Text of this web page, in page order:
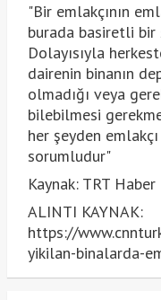
"Bir emlakçının
burada basiretli bir
Dolayısıyla
dairenin binanın
olmadığı veya
bilebilmesi
her şeyden
sorumludur"
Kaynak: TRT Haber
ALINTI KAYNAK:
https://
yikilan-binalarda-